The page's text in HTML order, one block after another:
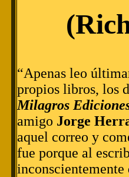
“Apenas leo
propios libros, los
Milagros
amigo Jorge
aquel correo y
fue porque al